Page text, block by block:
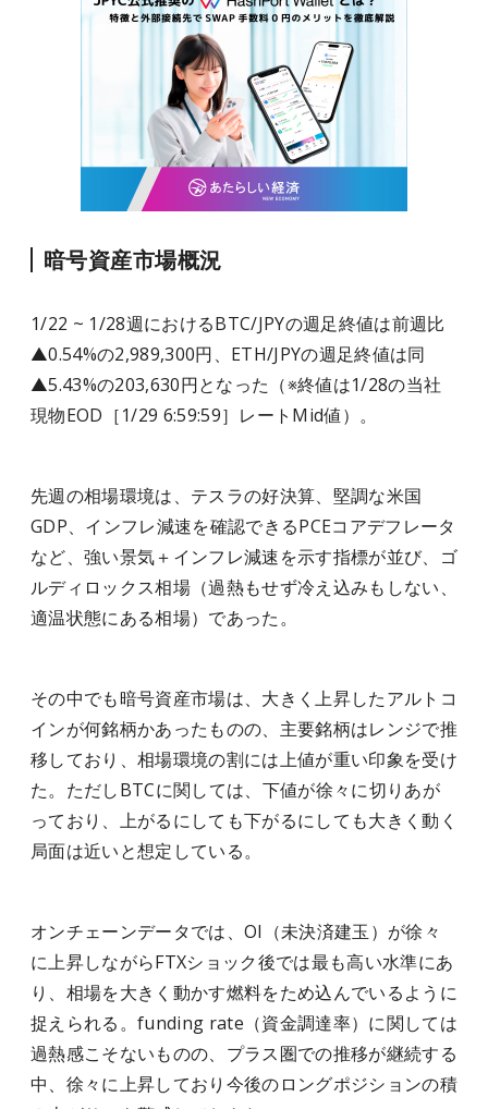
暗号資産市場概況
1/22 ~ 1/28週におけるBTC/JPYの週足終値は前週比
▲0.54%の2,989,300円、 ETH/JPYの週足終値は同
▲5.43%の203,630円となった（※終値は1/28の当社
現物EOD［1/29 6:59:59］レートMid値）。
先週の相場環境は、テスラの好決算、堅調な米国
GDP、インフレ減速を確認できるPCEコアデフレータ
など、強い景気＋インフレ減速を示す指標が並び、ゴ
ルディロックス相場（過熱もせず冷え込みもしない、
適温状態にある相場）であった。
その中でも暗号資産市場は、大きく上昇したアルトコ
インが何銘柄かあったものの、主要銘柄はレンジで推
移しており、相場環境の割には上値が重い印象を受け
た。ただしBTCに関しては、下値が徐々に切りあが
っており、上がるにしても下がるにしても大きく動く
局面は近いと想定している。
オンチェーンデータでは、OI（未決済建玉）が徐々
に上昇しながらFTXショック後では最も高い水準にあ
り、相場を大きく動かす燃料をため込んでいるように
捉えられる。funding rate（資金調達率）に関しては
過熱感こそないものの、プラス圏での推移が継続する
中、徐々に上昇しており今後のロングポジションの積